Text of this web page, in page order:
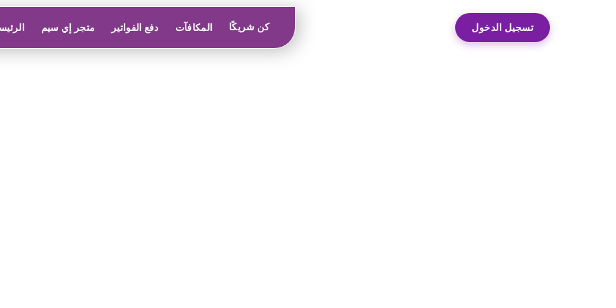
متجر إي سيم دفع الفواتير المكافآت كن شريكًا تسجيل الدخول